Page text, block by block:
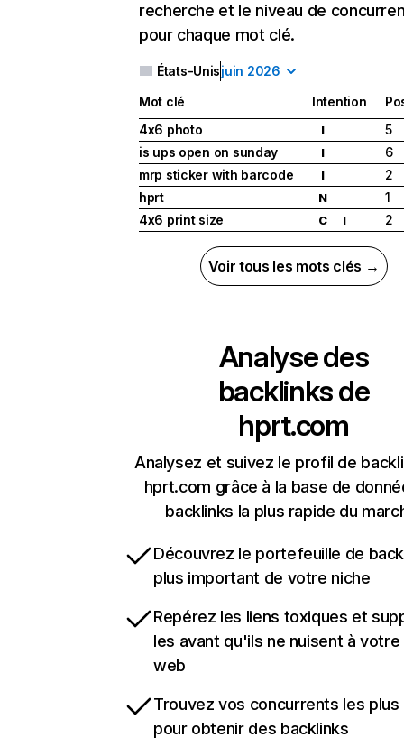
recherche et le niveau de
pour chaque mot clé.
États-Unisjuin 2026
Mot clé Intention
4x6 photo
I
5
is ups open on sunday
I
6
mrp sticker with barcode
I
2
hprt
N
1
4x6 print size
C I 2
Voir tous les mots clés →
Analyse des
backlinks de
hprt.com
Analysez et suivez le profil de
hprt.com grâce à la base de
backlinks la plus rapide du
Découvrez le portefeuille de
plus important de votre niche
Repérez les liens toxiques et
les avant qu'ils ne nuisent à
web
Trouvez vos concurrents les
pour obtenir des backlinks